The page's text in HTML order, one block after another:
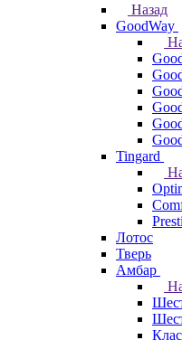
Назад
GoodWay
Tingard
Лотос
Тверь
Амбар